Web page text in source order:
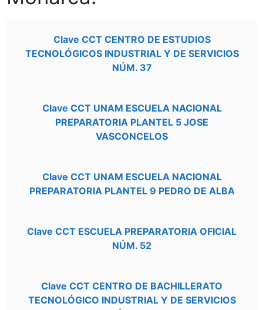
Clave CCT CENTRO DE ESTUDIOS
TECNOLÓGICOS INDUSTRIAL Y DE SERVICIOS
NÚM. 37
Clave CCT UNAM ESCUELA NACIONAL
PREPARATORIA PLANTEL 5 JOSE
VASCONCELOS
Clave CCT UNAM ESCUELA NACIONAL
PREPARATORIA PLANTEL 9 PEDRO DE ALBA
Clave CCT ESCUELA PREPARATORIA OFICIAL
NÚM. 52
Clave CCT CENTRO DE BACHILLERATO
TECNOLÓGICO INDUSTRIAL Y DE SERVICIOS